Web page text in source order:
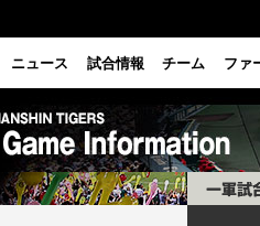
ニュース 試合情報 チーム ファ